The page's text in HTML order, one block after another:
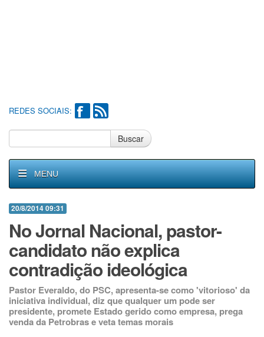
REDES SOCIAIS:
Buscar
MENU
20/8/2014 09:31
No Jornal Nacional, pastor-
candidato não explica
contradição ideológica
Pastor Everaldo, do PSC, apresenta-se como 'vitorioso' da
iniciativa individual, diz que qualquer um pode ser
presidente, promete Estado gerido como empresa, prega
venda da Petrobras e veta temas morais